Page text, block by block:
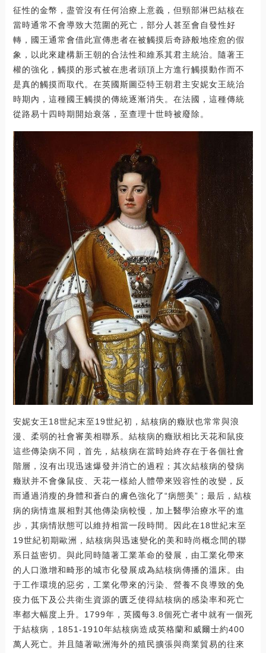
征性的金幣，盡管沒有任何治療上意義，但頸部淋巴結核在
當時通常不會導致大范圍的死亡，部分人甚至會自發性好
轉，國王通常會借此宣傳患者在被觸摸后奇跡般地痊愈的假
象，以此來建構新王朝的合法性和維系其君主統治。隨著王
權的強化，觸摸的形式被在患者頭頂上方進行觸摸動作而不
是真的觸摸而取代。在英國斯圖亞特王朝君主安妮女王統治
時期內，這種國王觸摸的傳統逐漸消失。在法國，這種傳統
從路易十四時期開始衰落，至查理十世時被廢除。
安妮女王18世紀末至19世紀初，結核病的癥狀也常常與浪
漫、柔弱的社會審美相聯系。結核病的癥狀相比天花和鼠疫
這些傳染病不同，首先，結核病在當時始終存在于各個社會
階層，沒有出現迅速爆發并消亡的過程；其次結核病的發病
癥狀并不會像鼠疫、天花一樣給人體帶來毀容性的改變，反
而通過消瘦的身體和蒼白的膚色強化了“病態美”；最后，結核
病的病情進展相對其他傳染病較慢，加上醫學治療水平的進
步，其病情狀態可以維持相當一段時間。因此在18世紀末至
19世紀初期歐洲，結核病與迅速變化的美和時尚概念間的聯
系日益密切。與此同時隨著工業革命的發展，由工業化帶來
的人口激增和畸形的城市化發展成為結核病傳播的溫床。由
于工作環境的惡劣，工業化帶來的污染、營養不良導致的免
疫力低下及公共衛生資源的匱乏使得結核病的感染率和死亡
率都大幅度上升。1799年，英國每3.8個死亡者中就有一個死
于結核病，1851-1910年結核病造成英格蘭和威爾士約400
萬人死亡。并且隨著歐洲海外的殖民擴張與商業貿易的往來